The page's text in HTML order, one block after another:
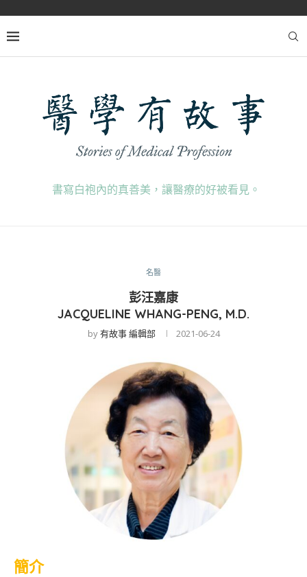
書寫白袍內的真善美，讓醫療的好被看見。
名醫
彭汪嘉康
JACQUELINE WHANG-PENG, M.D.
by有故事 編輯部 2021-06-24
簡介